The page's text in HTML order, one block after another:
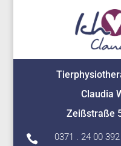
Claudia
Zeißstraße
 0371 . 24 00 392